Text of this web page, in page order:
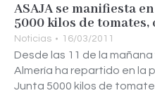
ASAJA se manifiesta
5000 kilos de
Noticias 16/03/2011
Desde las 11 de la
Almería ha repartido en la
Junta 5000 kilos de